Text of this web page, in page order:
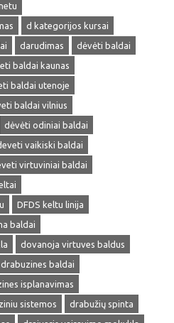
d kategorijos kursai
darudimas
dėvėti baldai
baldai kaunas
baldai utenoje
baldai vilnius
dėvėti odiniai baldai
vaikiski baldai
virtuviniai baldai
DFDS keltu linija
baldai
dovanoja virtuves baldus
drabuzines baldai
isplanavimas
sistemos
drabužių spinta